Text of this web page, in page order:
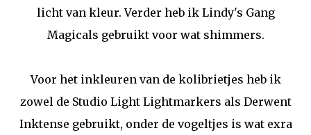
licht van kleur. Verder heb ik Lindy's Gang
Magicals gebruikt voor wat shimmers.
Voor het inkleuren van de kolibrietjes heb ik
zowel de Studio Light Lightmarkers als Derwent
Inktense gebruikt, onder de vogeltjes is wat exra